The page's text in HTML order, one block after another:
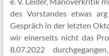
des Vorstandes etwas
Gespräch in der letzten
wir einerseits nicht das
8.07.2022